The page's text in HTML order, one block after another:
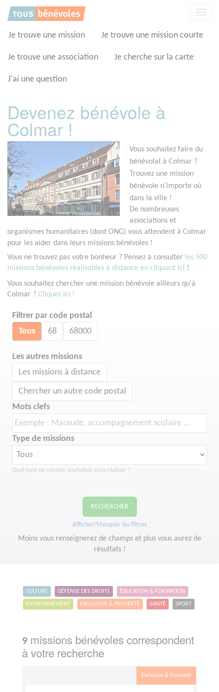
Je trouve une mission Je trouve une mission courte
Je trouve une association Je cherche sur la carte
J'ai une question
Devenez bénévole à
Colmar !
Vous souhaitez faire du
bénévolat à Colmar ?
Trouvez une mission
bénévole n'importe où
dans la ville !
De nombreuses
associations et
organismes humanitaires (dont ONG) vous attendent à Colmar
pour les aider dans leurs missions bénévoles !
Vous ne trouvez pas votre bonheur ? Pensez à consulter les 500
missions bénévoles réalisables à distance en cliquant ici !
Vous souhaitez chercher une mission bénévole ailleurs qu'à
Colmar ? Cliquez ici !
Filtrer par code postal
Tous 68 68000
Les autres missions
Les missions à distance
Chercher un autre code postal
Mots clefs
Type de missions
Quel type de mission souhaitez vous réaliser ?
RECHERCHER
Afficher/Masquer les filtres
Moins vous renseignerez de champs et plus vous aurez de
résultats !
CULTURE DÉFENSE DES DROITS ÉDUCATION & FORMATION
ENVIRONNEMENT EXCLUSION & PAUVRETÉ SANTÉ SPORT
9 missions bénévoles correspondent
à votre recherche
Exclusion & Pauvreté
Panneau de gestion des cookies